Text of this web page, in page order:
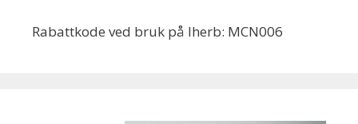
Rabattkode ved bruk på Iherb: MCN006